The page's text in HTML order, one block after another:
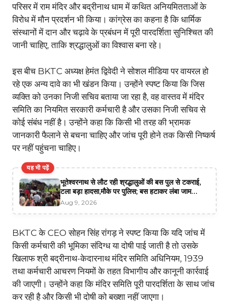
परिसर में राम मंदिर और बद्रीनाथ धाम में कथित अनियमितताओं के
विरोध में मौन प्रदर्शन भी किया। कांग्रेस का कहना है कि धार्मिक
संस्थानों में दान और चढ़ावे के प्रबंधन में पूरी पारदर्शिता सुनिश्चित की
जानी चाहिए, ताकि श्रद्धालुओं का विश्वास बना रहे।
इस बीच BKTC अध्यक्ष हेमंत द्विवेदी ने सोशल मीडिया पर वायरल हो
रहे एक अन्य दावे का भी खंडन किया। उन्होंने स्पष्ट किया कि जिस
व्यक्ति को उनका निजी सचिव बताया जा रहा है, वह वास्तव में मंदिर
समिति का नियमित सरकारी कर्मचारी है और उसका निजी सचिव से
कोई संबंध नहीं है। उन्होंने कहा कि किसी भी तरह की भ्रामक
जानकारी फैलाने से बचना चाहिए और जांच पूरी होने तक किसी निष्कर्ष
पर नहीं पहुंचना चाहिए।
यह भी पढ़ें
भूतेश्वरनाथ से लौट रही श्रद्धालुओं की बस पुल से टकराई,
टला बड़ा हादसा,मौके पर पुलिस; बस हटाकर लंबा जाम
खुलवाने में जुटी
Aug 9, 2026
BKTC के CEO सोहन सिंह रांगड़ ने स्पष्ट किया कि यदि जांच में
किसी कर्मचारी की भूमिका संदिग्ध या दोषी पाई जाती है तो उसके
खिलाफ श्री बद्रीनाथ-केदारनाथ मंदिर समिति अधिनियम, 1939
तथा कर्मचारी आचरण नियमों के तहत विभागीय और कानूनी कार्रवाई
की जाएगी। उन्होंने कहा कि मंदिर समिति पूरी पारदर्शिता के साथ जांच
कर रही है और किसी भी दोषी को बख्शा नहीं जाएगा।